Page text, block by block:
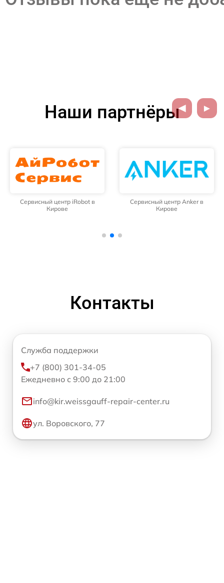
Наши партнёры
Сервисный центр iRobot в
Кирове
Сервисный центр Anker в
Кирове
Контакты
Служба поддержки
+7 (800) 301-34-05
Ежедневно с 9:00 до 21:00
info@kir.weissgauff-repair-center.ru
ул. Воровского, 77